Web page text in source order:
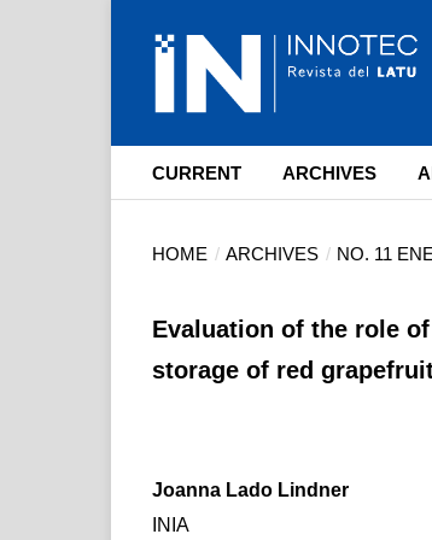
CURRENT ARCHIVES
HOME / ARCHIVES / NO. 11
Evaluation of the role
storage of red
Joanna Lado Lindner
INIA